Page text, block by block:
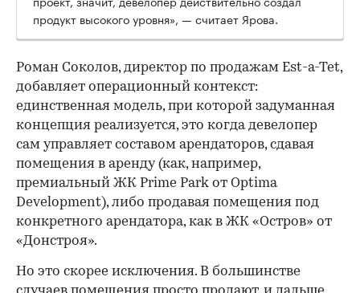
продукт высокого уровня», — считает Ярова.
Роман Соколов, директор по продажам Est-a-Tet,
добавляет операционный контекст:
единственная модель, при которой задуманная
концепция реализуется, это когда девелопер
сам управляет составом арендаторов, сдавая
помещения в аренду (как, например,
премиальный ЖК Prime Park от Optima
Development), либо продавая помещения под
конкретного арендатора, как в ЖК «Остров» от
«Донстроя».
Но это скорее исключения. В большинстве